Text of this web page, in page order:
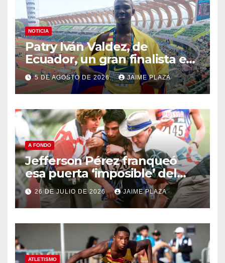
NOTICIA
Patry Iván Valdez, de
Ecuador, un gran finalista en
el Mundial Sub 20 de Oregon
5 DE AGOSTO DE 2026 JAIME PLAZA
A FONDO
Jefferson Pérez franqueó
esa puerta ‘imposible’ del
Olimpo hace 30 años
26 DE JULIO DE 2026 JAIME PLAZA
ATLETISMO